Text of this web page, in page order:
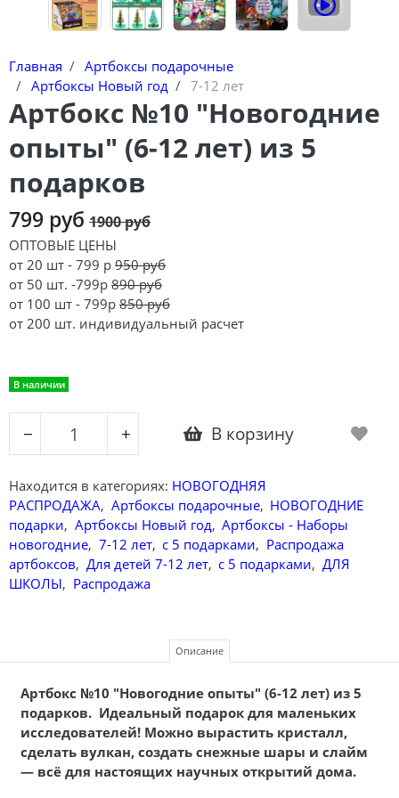
Главная
Артбоксы подарочные
Артбоксы Новый год
7-12 лет
Артбокс №10 "Новогодние
опыты" (6-12 лет) из 5
подарков
799 руб 1900 руб
ОПТОВЫЕ ЦЕНЫ
от 20 шт - 799 р 950 руб
от 50 шт. -799р 890 руб
от 100 шт - 799р 850 руб
от 200 шт. индивидуальный расчет
В наличии
− + В корзину
Находится в категориях: НОВОГОДНЯЯ
РАСПРОДАЖА, Артбоксы подарочные, НОВОГОДНИЕ
подарки, Артбоксы Новый год, Артбоксы - Наборы
новогодние, 7-12 лет, с 5 подарками, Распродажа
артбоксов, Для детей 7-12 лет, с 5 подарками, ДЛЯ
ШКОЛЫ, Распродажа
Описание
Артбокс №10 "Новогодние опыты" (6-12 лет) из 5
подарков. Идеальный подарок для маленьких
исследователей! Можно вырастить кристалл,
сделать вулкан, создать снежные шары и слайм
— всё для настоящих научных открытий дома.